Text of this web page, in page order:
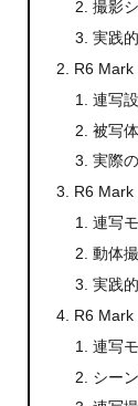
撮影
実践
R6 Mark
連写
被写
実際
R6 Mark
連写
動体
実践
R6 Mark
連写
シー